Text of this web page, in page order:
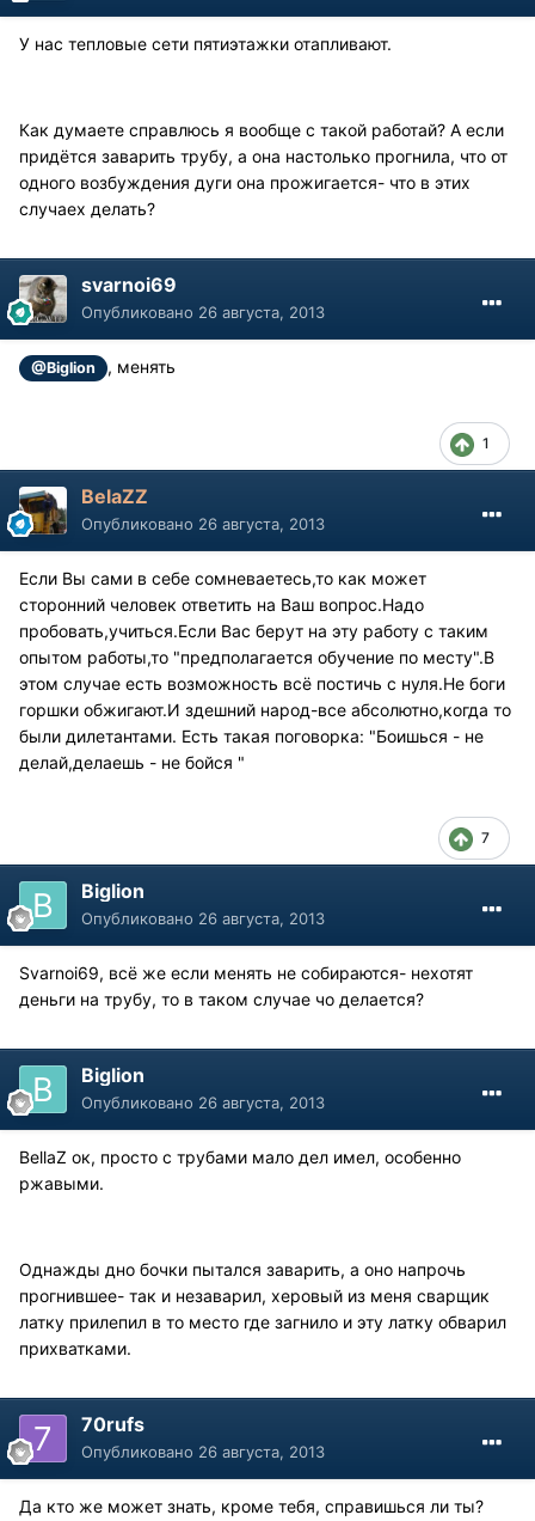
У нас тепловые сети пятиэтажки отапливают.
Как думаете справлюсь я вообще с такой работай? А если
придётся заварить трубу, а она настолько прогнила, что от
одного возбуждения дуги она прожигается- что в этих
случаех делать?
svarnoi69
Опубликовано 26 августа, 2013
@Biglion , менять
1
BelaZZ
Опубликовано 26 августа, 2013
Если Вы сами в себе сомневаетесь,то как может
сторонний человек ответить на Ваш вопрос.Надо
пробовать,учиться.Если Вас берут на эту работу с таким
опытом работы,то "предполагается обучение по месту".В
этом случае есть возможность всё постичь с нуля.Не боги
горшки обжигают.И здешний народ-все абсолютно,когда то
были дилетантами. Есть такая поговорка: "Боишься - не
делай,делаешь - не бойся "
7
Biglion
Опубликовано 26 августа, 2013
Svarnoi69, всё же если менять не собираются- нехотят
деньги на трубу, то в таком случае чо делается?
Biglion
Опубликовано 26 августа, 2013
BellaZ ок, просто с трубами мало дел имел, особенно
ржавыми.
Однажды дно бочки пытался заварить, а оно напрочь
прогнившее- так и незаварил, херовый из меня сварщик
латку прилепил в то место где загнило и эту латку обварил
прихватками.
70rufs
Опубликовано 26 августа, 2013
Да кто же может знать, кроме тебя, справишься ли ты?